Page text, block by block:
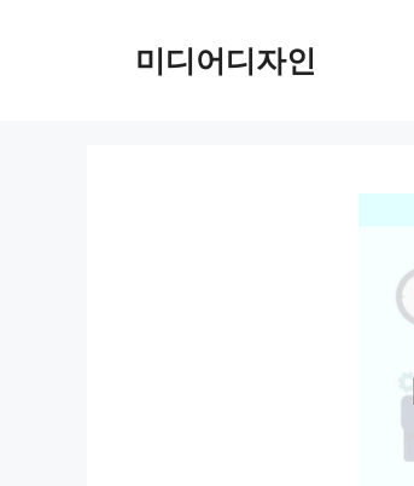
미디어디자인